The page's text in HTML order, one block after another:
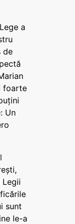
a
de
foarte
Un
sunt
le-a